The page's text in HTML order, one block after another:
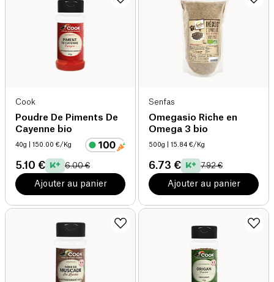
Cook
Poudre De Piments De
Cayenne bio
40g | 150.00 €/Kg
5.10 € 6.00 €
Ajouter au panier
Senfas
Omegasio Riche en
Omega 3 bio
500g | 15.84 €/Kg
6.73 € 7.92 €
Ajouter au panier